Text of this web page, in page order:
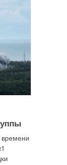
времени